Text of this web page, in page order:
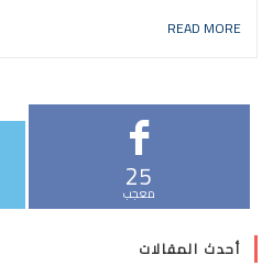
READ MORE
25
معجب
أحدث المقالات